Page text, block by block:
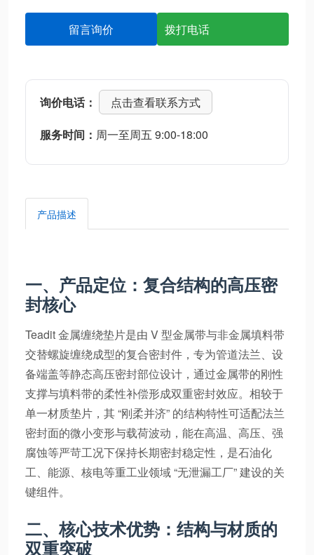
留言询价 拨打电话
询价电话：
点击查看联系方式
服务时间： 周一至周五 9:00-18:00
产品描述
一、产品定位：复合结构的高压密
封核心
Teadit 金属缠绕垫片是由 V 型金属带与非金属填料带
交替螺旋缠绕成型的复合密封件，专为管道法兰、设
备端盖等静态高压密封部位设计，通过金属带的刚性
支撑与填料带的柔性补偿形成双重密封效应。相较于
单一材质垫片，其 “刚柔并济” 的结构特性可适配法兰
密封面的微小变形与载荷波动，能在高温、高压、强
腐蚀等严苛工况下保持长期密封稳定性，是石油化
工、能源、核电等重工业领域 “无泄漏工厂” 建设的关
键组件。
二、核心技术优势：结构与材质的
双重突破